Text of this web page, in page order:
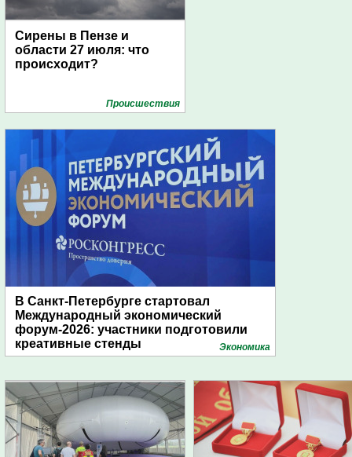
Сирены в Пензе и
области 27 июля: что
происходит?
Проиcшествия
В Санкт-Петербурге стартовал
Международный экономический
форум-2026: участники подготовили
креативные стенды
Экономика